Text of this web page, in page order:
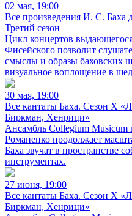
02 мая, 19:00
Все произведения И. С. Баха
Третий сезон
Цикл концертов
Фисейского позволит
смыслы и образы баховских
визуальное воплощение в
30 мая, 19:00
Все кантаты Баха. Сезон X
Биркман, Хенрици»
Ансамбль Collegium Musicum
Романенко продолжает
Баха звучат в пространстве
инструментах.
27 июня, 19:00
Все кантаты Баха. Сезон X
Биркман, Хенрици»